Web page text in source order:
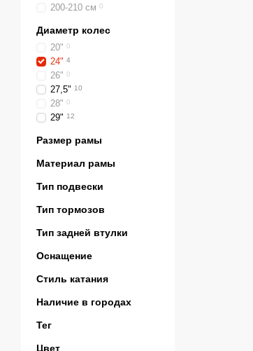
200-210 см 0
Диаметр колес
20" 0
24" 4
26" 0
27,5" 10
28" 0
29" 12
Размер рамы
Материал рамы
Тип подвески
Тип тормозов
Тип задней втулки
Оснащение
Стиль катания
Наличие в городах
Тег
Цвет